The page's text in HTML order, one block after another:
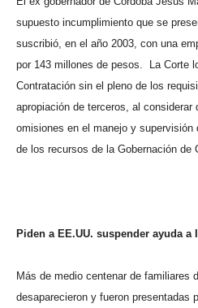
supuesto incumplimiento que se
suscribió, en el año 2003, con una
por 143 millones de pesos.
La Corte
Contratación sin el pleno de los
apropiación de terceros, al considerar
omisiones en el manejo y supervisión
de los recursos de la Gobernación de
Piden a EE.UU. suspender ayuda
Más de medio centenar de familiares
desaparecieron y fueron presentadas